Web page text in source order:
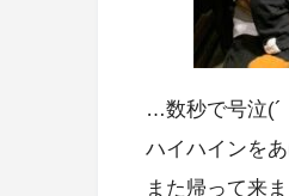
…数秒で号泣(´
ハイハインを
また帰って来